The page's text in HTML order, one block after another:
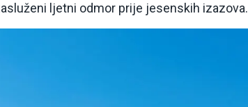
ljetni odmor prije jesenskih izazova.